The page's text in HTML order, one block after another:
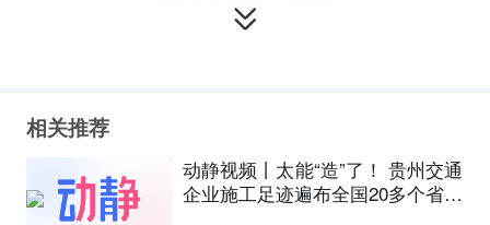
相关推荐
动静视频丨太能“造”了！ 贵州交通
企业施工足迹遍布全国20多个省市